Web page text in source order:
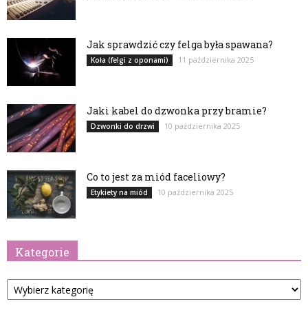
Jak sprawdzić czy felga była spawana?
Koła (felgi z oponami) 11 października 2025
Jaki kabel do dzwonka przy bramie?
Dzwonki do drzwi 10 października 2025
Co to jest za miód faceliowy?
Etykiety na miód 10 października 2025
Kategorie
Kategorie